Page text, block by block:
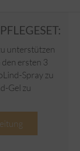
unterstützen
ersten 3
Spray zu
Gel zu